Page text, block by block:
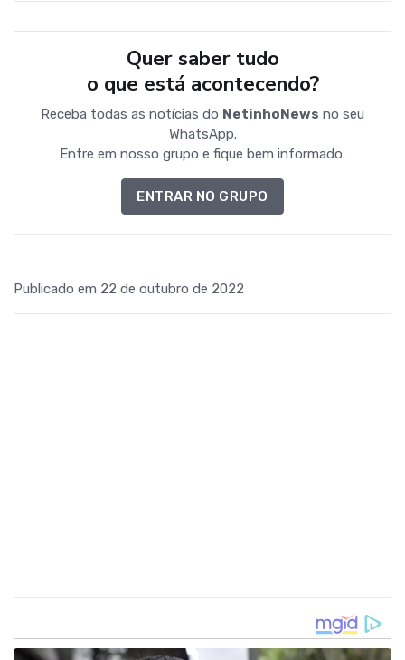
Quer saber tudo
o que está acontecendo?
Receba todas as notícias do NetinhoNews no seu
WhatsApp.
Entre em nosso grupo e fique bem informado.
ENTRAR NO GRUPO
Publicado em 22 de outubro de 2022